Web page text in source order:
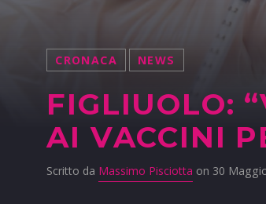
CRONACA NEWS
FIGLIUOLO:
AI VACCINI
Scritto da Massimo Pisciotta on 30